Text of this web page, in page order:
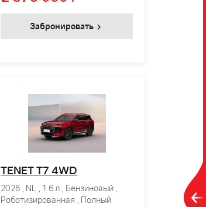
Забронировать
TENET T7 4WD
2026 , NL , 1.6 л , Бензиновый ,
Роботизированная , Полный